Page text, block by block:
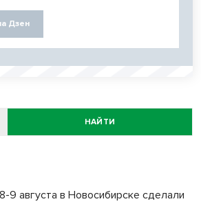
Дзен
НАЙТИ
9 августа в Новосибирске сделали